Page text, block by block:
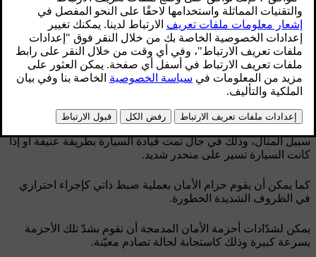
يقوم حزام الأمان بعملية قفل ذاتي لكي يصبح بمثابة نظام تقييد في
ظل ظروف معيّنة، أي عند السحب المفاجئ والقوي للحزام على
سبيل المثال، وذلك في حال تمت قيادة السيارة بطريقة عنيفة أو إذا
كانت السيارة تسير على منحدر شديد.
كما يمكن أن يقوم حزام الأمان بعملية ضبط ذاتي كإجراء احترازي
في الظروف الشديدة الخطورة.
يمكن لشدّادات أحزمة الأمان المدمجة أن تقوم بشدّ تلك الأحزمة
بسرعة كبيرة وذلك كاستجابة لحالة تصادم معيّنة.